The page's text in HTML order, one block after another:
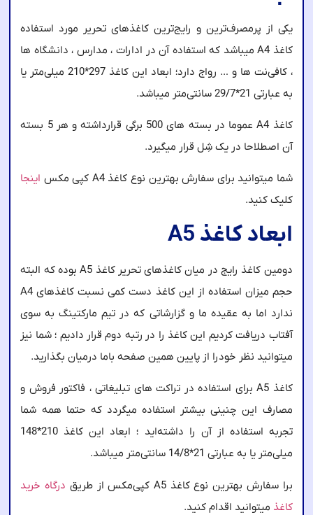
یکی از پرمصرف‌ترین و رایج‌ترین کاغذهای تحریر مورد استفاده
کاغذ A4 میباشد که استفاده آن در ادارات ، مدارس ، دانشگاه ها
، کافی‌نت ها و … رواج دارد؛ ابعاد این کاغذ 297*210 میلی‌متر یا
به عبارتی 21*29/7 سانتی‌متر میباشد.
کاغذ A4 عموما در بسته های 500 برگی قرارداشته و هر 5 بسته
آن اصطلاحا در یک شِل قرار میگیرد.
شما میتوانید برای سفارش بهترین نوع کاغذ A4 کپی مکس
اینجا
کلیک کنید.
ابعاد کاغذ A5
دومین کاغذ رایج در میان کاغذهای تحریر کاغذ A5 بوده که البته
حجم میزان استفاده از این کاغذ دست کمی نسبت کاغذهای A4
ندارد اما به عقیده ما و گزارشاتی که در تیم مارکتینگ به سوی
آفتاب دریافت کردیم این کاغذ را در رتبه دوم قرار دادیم ؛ شما نیز
میتوانید نظر خودرا از پایین همین صفحه باما درمیان بگذارید.
کاغذ A5 برای استفاده در تراکت های تبلیغاتی ، فاکتور فروش و
مصارف این چنینی بیشتر استفاده میگردد که حتما همه شما
تجربه استفاده از آن را داشته‌اید ؛ ابعاد این کاغذ 210*148
میلی‌متر یا به عبارتی 21*14/8 سانتی‌متر میباشد.
برا سفارش بهترین نوع کاغذ A5 کپی‌مکس از طریق
درگاه خرید
کاغذ میتوانید اقدام کنید.